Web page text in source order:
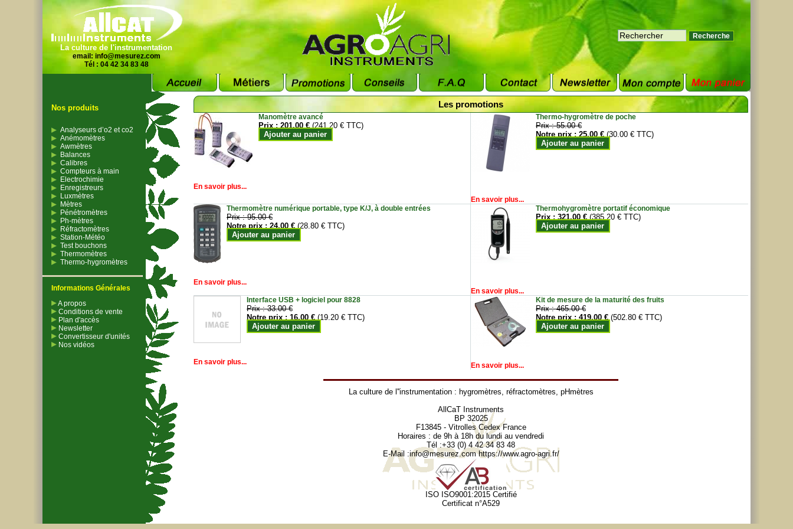
La culture de l'instrumentation
email: info@mesurez.com
Tél : 04 42 34 83 48
Nos produits
Analyseurs d’o2 et co2
Anémomètres
Awmètres
Balances
Calibres
Compteurs à main
Electrochimie
Enregistreurs
Luxmètres
Mètres
Pénétromètres
Ph-mètres
Réfractomètres
Station-Météo
Test bouchons
Thermomètres
Thermo-hygromètres
Informations Générales
A propos
Conditions de vente
Plan d'accès
Newsletter
Convertisseur d'unités
Nos vidéos
Les promotions
Manomètre avancé
Prix :201.00 € (241.20 € TTC)
Ajouter au panier
En savoir plus...
Thermo-hygromètre de poche
Prix :55.00 €
Notre prix :25.00 € (30.00 € TTC)
Ajouter au panier
En savoir plus...
Thermomètre numérique portable, type K/J, à double entrées
Prix :95.00 €
Notre prix :24.00 € (28.80 € TTC)
Ajouter au panier
En savoir plus...
Thermohygromètre portatif économique
Prix :321.00 € (385.20 € TTC)
Ajouter au panier
En savoir plus...
Interface USB + logiciel pour 8828
Prix :33.00 €
Notre prix :16.00 € (19.20 € TTC)
Ajouter au panier
En savoir plus...
Kit de mesure de la maturité des fruits
Prix :465.00 €
Notre prix :419.00 € (502.80 € TTC)
Ajouter au panier
En savoir plus...
La culture de l''instrumentation : hygromètres, réfractomètres, pHmètres
AllCaT Instruments
BP 32025
F13845 - Vitrolles Cedex France
Horaires : de 9h à 18h du lundi au vendredi
Tél :+33 (0) 4 42 34 83 48
E-Mail :info@mesurez.com https://www.agro-agri.fr/
ISO ISO9001:2015 Certifié
Certificat n°A529